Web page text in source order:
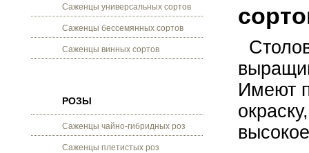
Саженцы универсальных сортов
Саженцы бессемянных сортов
Саженцы винных сортов
РОЗЫ
Саженцы чайно-гибридных роз
Саженцы плетистых роз
Имеют